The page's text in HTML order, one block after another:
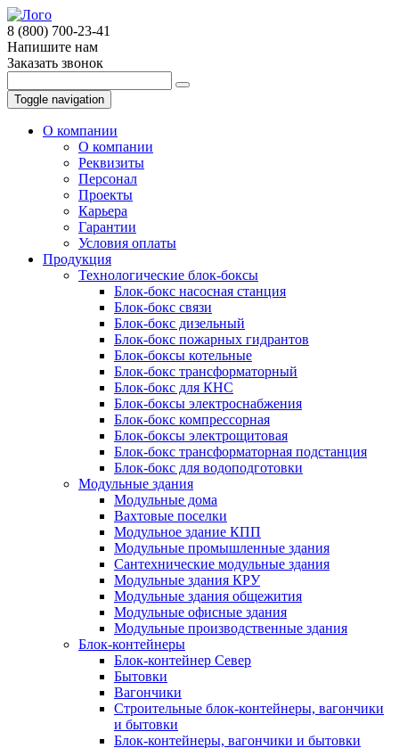
8 (800) 700-23-41
Напишите нам
Заказать звонок
Toggle navigation
О компании
О компании
Реквизиты
Персонал
Проекты
Карьера
Гарантии
Условия оплаты
Продукция
Технологические блок-боксы
Блок-бокс насосная станция
Блок-бокс связи
Блок-бокс дизельный
Блок-бокс пожарных гидрантов
Блок-боксы котельные
Блок-бокс трансформаторный
Блок-бокс для КНС
Блок-боксы электроснабжения
Блок-бокс компрессорная
Блок-боксы электрощитовая
Блок-бокс трансформаторная подстанция
Блок-бокс для водоподготовки
Модульные здания
Модульные дома
Вахтовые поселки
Модульное здание КПП
Модульные промышленные здания
Сантехнические модульные здания
Модульные здания КРУ
Модульные здания общежития
Модульные офисные здания
Модульные производственные здания
Блок-контейнеры
Блок-контейнер Север
Бытовки
Вагончики
Строительные блок-контейнеры, вагончики
и бытовки
Блок-контейнеры, вагончики и бытовки